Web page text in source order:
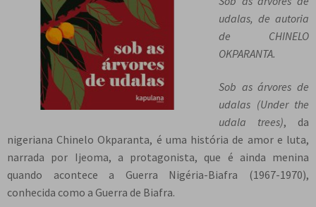
n
t
e
d
e
n
e
e
n
d
n
t
e
s
c
e
d
e
n
t
e
udalas, de autoria
de CHINELO
OKPARANTA.
Sob as árvores de
udalas (Under the
udala trees), da
nigeriana Chinelo Okparanta, é uma história de amor e luta,
narrada por Ijeoma, a protagonista, que é ainda menina
quando acontece a Guerra Nigéria-Biafra (1967-1970),
conhecida como a Guerra de Biafra.